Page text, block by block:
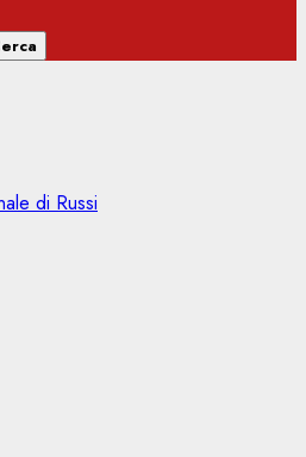
di Russi